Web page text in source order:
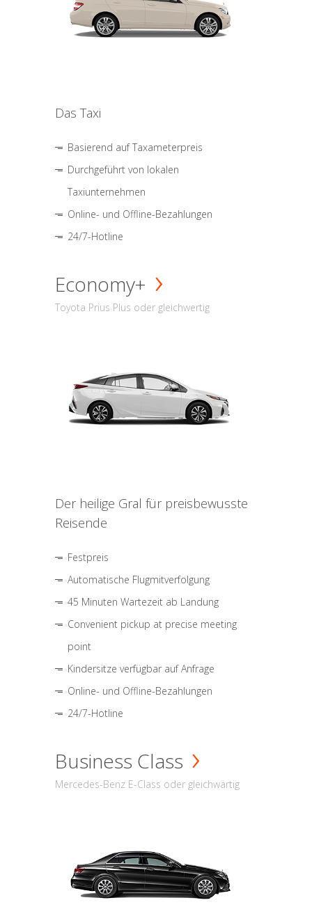
Das Taxi
Basierend auf Taxameterpreis
Durchgeführt von lokalen
Taxiunternehmen
Online- und Offline-Bezahlungen
24/7-Hotline
Economy+
Toyota Prius Plus oder gleichwertig
Der heilige Gral für preisbewusste
Reisende
Festpreis
Automatische Flugmitverfolgung
45 Minuten Wartezeit ab Landung
Convenient pickup at precise meeting
point
Kindersitze verfügbar auf Anfrage
Online- und Offline-Bezahlungen
24/7-Hotline
Business Class
Mercedes-Benz E-Class oder gleichwärtig